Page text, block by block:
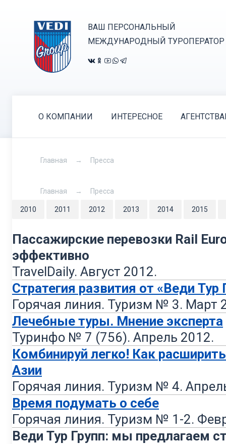
ВАШ ПЕРСОНАЛЬНЫЙ
МЕЖДУНАРОДНЫЙ ТУРОПЕРАТОР
О КОМПАНИИ ИНТЕРЕСНОЕ
Главная Пресса
Главная Пресса
2010 2011 2012 2013 2014 2015
Пассажирские перевозки Rail
эффективно
TravelDaily. Август 2012.
Стратегия развития от «Веди Тур
Горячая линия. Туризм № 3. Март
Лечебные туры. Мнение эксперта
Туринфо № 7 (756). Апрель 2012.
Комбинируй легко! Как
Азии
Горячая линия. Туризм № 4.
Время подумать о себе
Горячая линия. Туризм № 1-2.
Веди Тур Групп: мы предлагаем